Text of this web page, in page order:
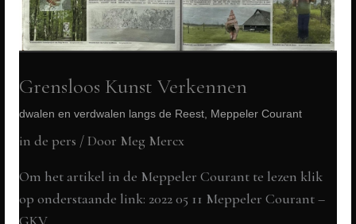
Grensloos Kunst Verkennen
dwalen en verdwalen langs de Reest, Meppeler Courant
in de pers / Door Meg Mercx
Om het artikel in de Meppeler Courant te lezen klik
op onderstaande link: 2022 05 11 Meppeler Courant –